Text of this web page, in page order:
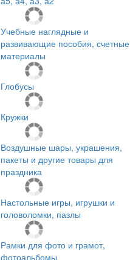
Учебные наглядные и
развивающие пособия, счетные
материалы
Глобусы
Кружки
Воздушные шары, украшения,
пакеты и другие товары для
праздника
Настольные игры, игрушки и
головоломки, пазлы
Рамки для фото и грамот,
фотоальбомы